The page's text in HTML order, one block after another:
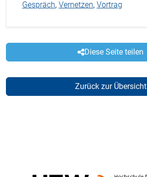
Gespräch, Vernetzen, Vortrag
Diese Seite teilen
Zurück zur Übersicht